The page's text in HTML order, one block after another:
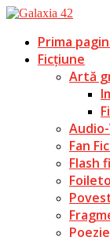
Prima
Ficțiune
Artă
Fan
Flash
Poezie